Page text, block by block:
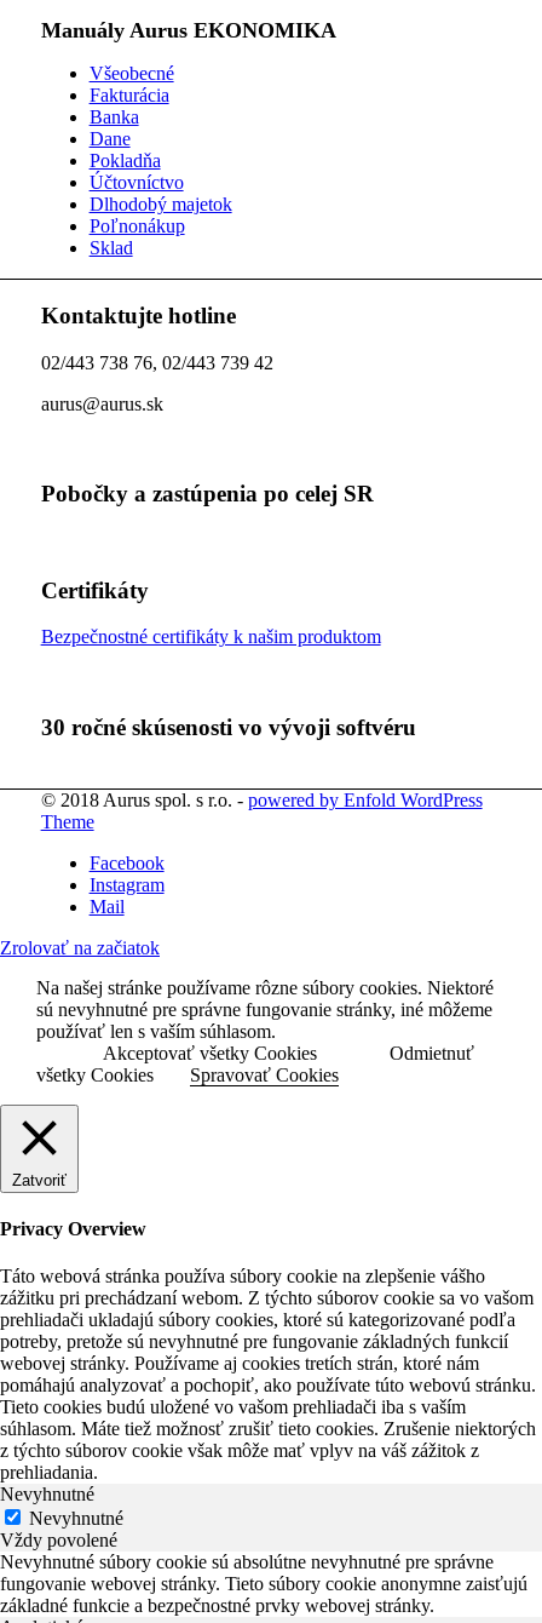
Manuály Aurus EKONOMIKA
Všeobecné
Fakturácia
Banka
Dane
Pokladňa
Účtovníctvo
Dlhodobý majetok
Poľnonákup
Sklad
Kontaktujte hotline
02/443 738 76, 02/443 739 42
aurus@aurus.sk
Pobočky a zastúpenia po celej SR
Certifikáty
Bezpečnostné certifikáty k našim produktom
30 ročné skúsenosti vo vývoji softvéru
© 2018 Aurus spol. s r.o. - powered by Enfold WordPress
Theme
Facebook
Instagram
Mail
Zrolovať na začiatok
Na našej stránke používame rôzne súbory cookies. Niektoré
sú nevyhnutné pre správne fungovanie stránky, iné môžeme
používať len s vaším súhlasom.
Akceptovať všetky Cookies
Odmietnuť
všetky Cookies
Spravovať Cookies
Zatvoriť
Privacy Overview
Táto webová stránka používa súbory cookie na zlepšenie vášho
zážitku pri prechádzaní webom. Z týchto súborov cookie sa vo vašom
prehliadači ukladajú súbory cookies, ktoré sú kategorizované podľa
potreby, pretože sú nevyhnutné pre fungovanie základných funkcií
webovej stránky. Používame aj cookies tretích strán, ktoré nám
pomáhajú analyzovať a pochopiť, ako používate túto webovú stránku.
Tieto cookies budú uložené vo vašom prehliadači iba s vaším
súhlasom. Máte tiež možnosť zrušiť tieto cookies. Zrušenie niektorých
z týchto súborov cookie však môže mať vplyv na váš zážitok z
prehliadania.
Nevyhnutné
Nevyhnutné
Vždy povolené
Nevyhnutné súbory cookie sú absolútne nevyhnutné pre správne
fungovanie webovej stránky. Tieto súbory cookie anonymne zaisťujú
základné funkcie a bezpečnostné prvky webovej stránky.